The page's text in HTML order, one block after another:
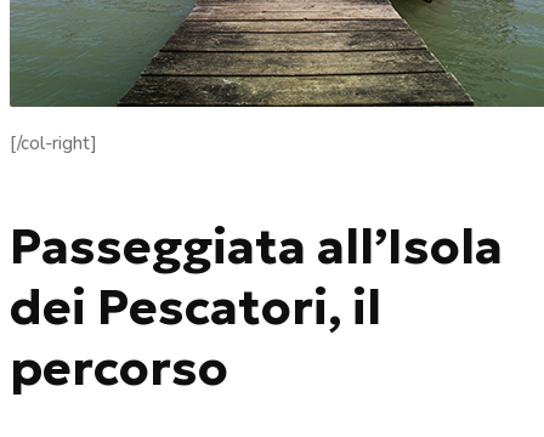
[/col-right]
Passeggiata all’Isola
dei Pescatori, il
percorso